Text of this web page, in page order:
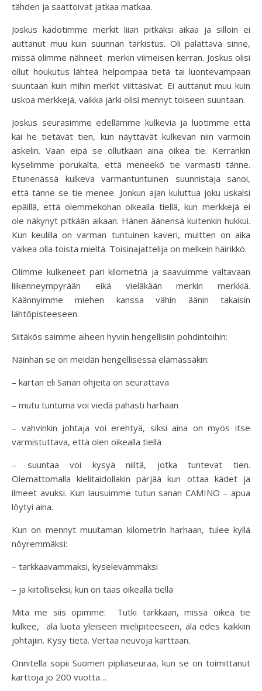
tähden ja saattoivat jatkaa matkaa.
Joskus kadotimme merkit liian pitkäksi aikaa ja silloin ei
auttanut muu kuin suunnan tarkistus. Oli palattava sinne,
missä olimme nähneet merkin viimeisen kerran. Joskus olisi
ollut houkutus lähteä helpompaa tietä tai luontevampaan
suuntaan kuin mihin merkit viittasivat. Ei auttanut muu kuin
uskoa merkkejä, vaikka järki olisi mennyt toiseen suuntaan.
Joskus seurasimme edellämme kulkevia ja luotimme että
kai he tietävät tien, kun näyttävät kulkevan niin varmoin
askelin. Vaan eipä se ollutkaan aina oikea tie. Kerrankin
kyselimme porukalta, että meneekö tie varmasti tänne.
Etunenässä kulkeva varmantuntuinen suunnistaja sanoi,
että tänne se tie menee. Jonkun ajan kuluttua joku uskalsi
epäillä, että olemmekohan oikealla tiellä, kun merkkejä ei
ole näkynyt pitkään aikaan. Hänen äänensä kuitenkin hukkui.
Kun keulilla on varman tuntuinen kaveri, muitten on aika
vaikea olla toista mieltä. Toisinajattelija on melkein häirikkö.
Olimme kulkeneet pari kilometriä ja saavuimme valtavaan
liikenneympyrään eikä vieläkään merkin merkkiä.
Käännyimme miehen kanssa vähin äänin takaisin
lähtöpisteeseen.
Siitäkös saimme aiheen hyviin hengellisiin pohdintoihin:
Näinhän se on meidän hengellisessä elämässäkin:
– kartan eli Sanan ohjeita on seurattava
– mutu tuntuma voi viedä pahasti harhaan
– vahvinkin johtaja voi erehtyä, siksi aina on myös itse
varmistuttava, että olen oikealla tiellä
– suuntaa voi kysyä niiltä, jotka tuntevat tien.
Olemattomalla kielitaidollakin pärjää kun ottaa kädet ja
ilmeet avuksi. Kun lausuimme tutun sanan CAMINO – apua
löytyi aina.
Kun on mennyt muutaman kilometrin harhaan, tulee kyllä
nöyremmäksi:
– tarkkaavammaksi, kyselevämmäksi
– ja kiitolliseksi, kun on taas oikealla tiellä
Mitä me siis opimme: Tutki tarkkaan, missä oikea tie
kulkee, älä luota yleiseen mielipiteeseen, älä edes kaikkiin
johtajiin. Kysy tietä. Vertaa neuvoja karttaan.
Onnitella sopii Suomen pipliaseuraa, kun se on toimittanut
karttoja jo 200 vuotta…